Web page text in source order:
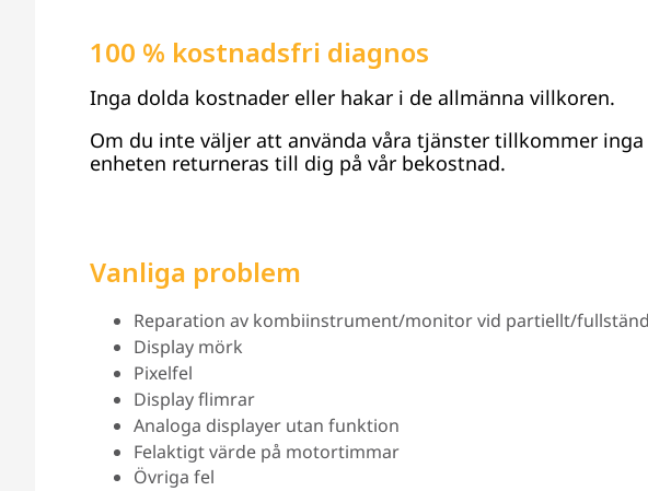
100 % kostnadsfri diagnos
Inga dolda kostnader eller hakar i de allmänna villkoren.
Om du inte väljer att använda våra tjänster tillkommer
enheten returneras till dig på vår bekostnad.
Vanliga problem
Reparation av kombiinstrument/monitor vid partiellt/
Display mörk
Pixelfel
Display flimrar
Analoga displayer utan funktion
Felaktigt värde på motortimmar
Övriga fel